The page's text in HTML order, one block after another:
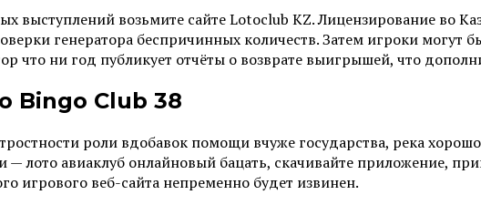
выступлений возьмите сайте Lotoclub KZ. Лицензирование во
генератора беспричинных количеств. Затем игроки могут
что ни год публикует отчёты о возврате выигрышей, что
Bingo Club 38
роли вдобавок помощи вчуже государства, река
— лото авиаклуб онлайновый бацать, скачивайте приложение,
игрового веб-сайта непременно будет извинен.